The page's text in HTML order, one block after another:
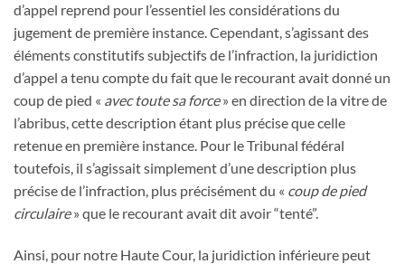
d’appel reprend pour l’essentiel les considérations du
jugement de première instance. Cependant, s’agissant des
éléments constitutifs subjectifs de l’infraction, la juridiction
d’appel a tenu compte du fait que le recourant avait donné un
coup de pied « avec toute sa force» en direction de la vitre de
l’abribus, cette description étant plus précise que celle
retenue en première instance. Pour le Tribunal fédéral
toutefois, il s’agissait simplement d’une description plus
précise de l’infraction, plus précisément du « coup de pied
circulaire» que le recourant avait dit avoir “tenté”.
Ainsi, pour notre Haute Cour, la juridiction inférieure peut